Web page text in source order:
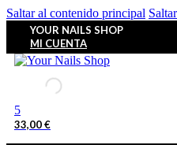
Saltar al contenido principal
YOUR NAILS SHOP
MI CUENTA
5
33,00€